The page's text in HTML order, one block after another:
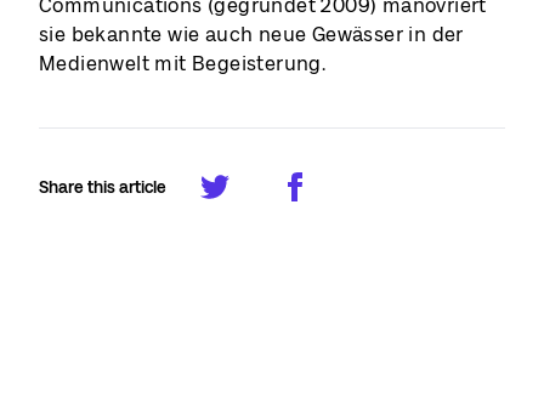
Communications (gegründet 2009) manövriert
sie bekannte wie auch neue Gewässer in der
Medienwelt mit Begeisterung.
Share this article